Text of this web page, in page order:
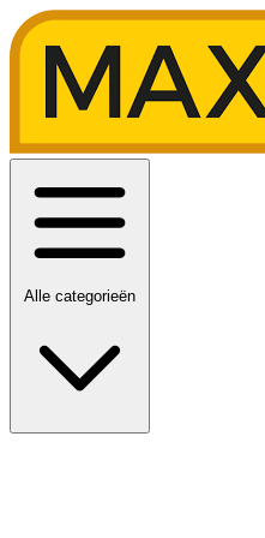
Alle categorieën